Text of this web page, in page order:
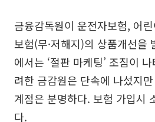
금융감독원이 운전자보험, 어
보험(무·저해지)의 상품개선을
에서는 ‘절판 마케팅’ 조짐이
려한 금감원은 단속에 나섰지
계점은 분명하다. 보험 가입시
다.